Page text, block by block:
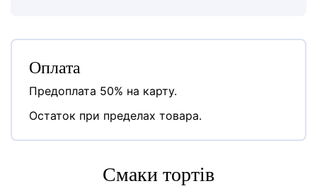
Оплата
Предоплата 50% на карту.
Остаток при пределах товара.
Cмаки тортів